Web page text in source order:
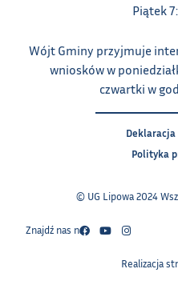
Piątek
Wójt Gminy przyjmuje
wniosków w
czwartki w
Polityka
© UG Lipowa 2024
Znajdź nas na:
Realizacja